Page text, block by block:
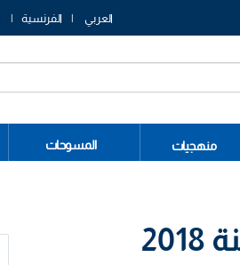
العربي الفرنسية
منهجيات المسوحات